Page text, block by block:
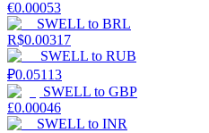
€0.00053
SWELL to BRL
R$0.00317
SWELL to RUB
₽0.05113
SWELL to GBP
£0.00046
SWELL to INR